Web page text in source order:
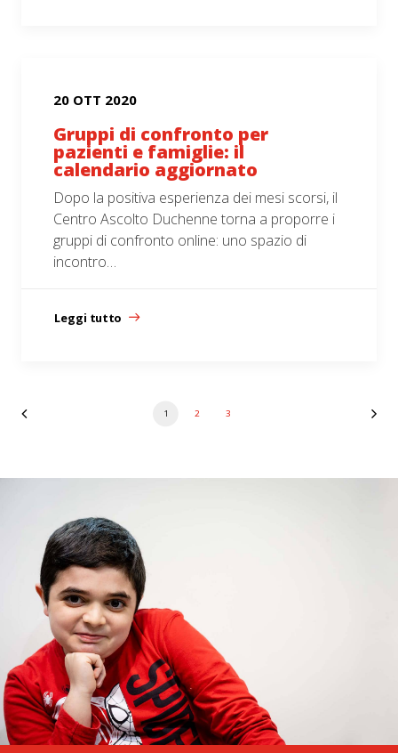
20 OTT 2020
Gruppi di confronto per
pazienti e famiglie: il
calendario aggiornato
Dopo la positiva esperienza dei mesi scorsi, il
Centro Ascolto Duchenne torna a proporre i
gruppi di confronto online: uno spazio di
incontro…
Leggi tutto
1 2 3